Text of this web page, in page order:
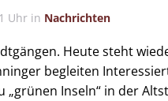
Uhr in Nachrichten
Heute steht
begleiten
Inseln“ in der